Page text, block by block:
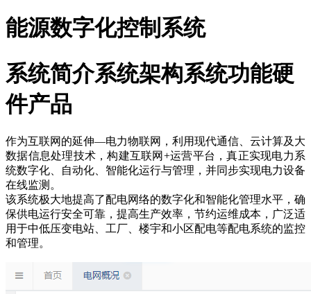
能源数字化控制系统
系统简介系统架构系统功能硬
件产品
作为互联网的延伸—电力物联网，利用现代通信、云计算及大
数据信息处理技术，构建互联网+运营平台，真正实现电力系
统数字化、自动化、智能化运行与管理，并同步实现电力设备
在线监测。
该系统极大地提高了配电网络的数字化和智能化管理水平，确
保供电运行安全可靠，提高生产效率，节约运维成本，广泛适
用于中低压变电站、工厂、楼宇和小区配电等配电系统的监控
和管理。